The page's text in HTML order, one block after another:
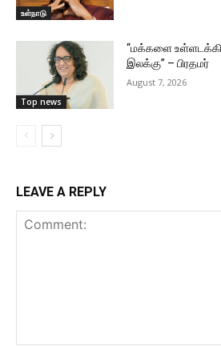
உள்நாடு
Top news
“மக்களை
இலக்கு” – பிரதமர்
August 7, 2026
LEAVE A REPLY